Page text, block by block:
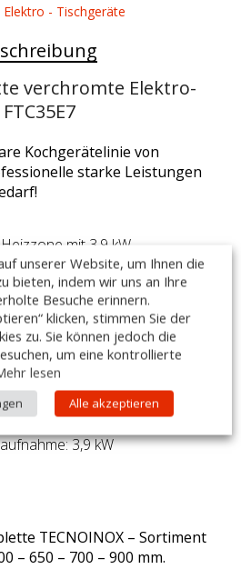
- Tischgeräte
verchromte Elektro-
Kochgerätelinie von
starke Leistungen
mit 3,9 kW
Edelstahl
Schwankungen
350 x 700 x 280mm
400 Volt – 50/60 Hz – 3
3,9 kW
TECNOINOX – Sortiment
– 650 – 700 – 900 mm.
unserer Website, um Ihnen die
bieten, indem wir uns an Ihre
Besuche erinnern.
klicken, stimmen Sie der
zu. Sie können jedoch die
um eine kontrollierte
lesen
Alle akzeptieren